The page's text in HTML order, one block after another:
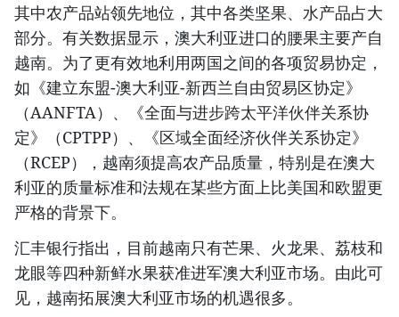
其中农产品站领先地位，其中各类坚果、水产品占大
部分。有关数据显示，澳大利亚进口的腰果主要产自
越南。为了更有效地利用两国之间的各项贸易协定，
如《建立东盟-澳大利亚-新西兰自由贸易区协定》
（AANFTA）、《全面与进步跨太平洋伙伴关系协
定》（CPTPP）、《区域全面经济伙伴关系协定》
（RCEP），越南须提高农产品质量，特别是在澳大
利亚的质量标准和法规在某些方面上比美国和欧盟更
严格的背景下。
汇丰银行指出，目前越南只有芒果、火龙果、荔枝和
龙眼等四种新鲜水果获准进军澳大利亚市场。由此可
见，越南拓展澳大利亚市场的机遇很多。